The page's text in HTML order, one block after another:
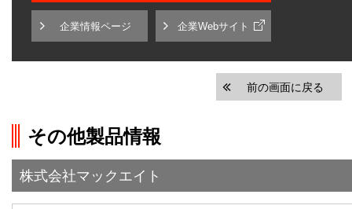
企業情報ページ 企業Webサイト
前の画面に戻る
その他製品情報
株式会社マックエイト